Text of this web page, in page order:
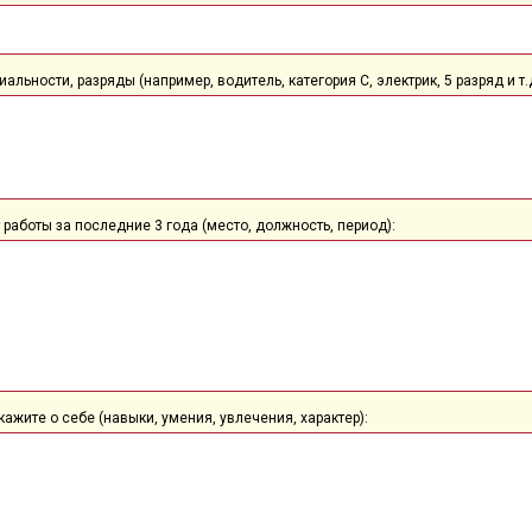
разряды (например, водитель, категория С, электрик, 5 разряд и
за последние 3 года (место, должность, период):
о себе (навыки, умения, увлечения, характер):